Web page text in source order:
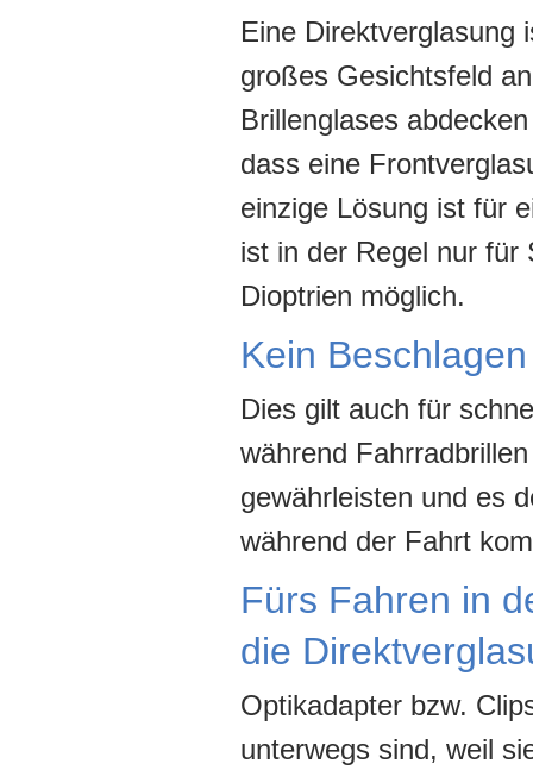
Eine Direktverglasung
großes Gesichtsfeld
Brillenglases
dass eine
einzige Lösung ist für
ist in der Regel nur für
Dioptrien möglich.
Kein
Dies gilt auch für
während
gewährleisten und es
während der Fahrt
Fürs Fahren in
die
Optikadapter bzw.
unterwegs sind, weil